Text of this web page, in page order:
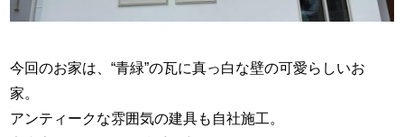
今回のお家は、“青緑”の瓦に真っ白な壁の可愛らしいお
家。
アンティークな雰囲気の建具も自社施工。